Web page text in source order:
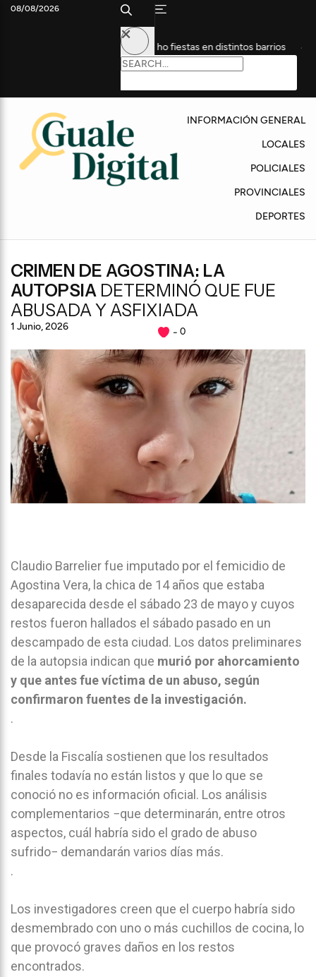
el Día de la Niñez con ocho fiestas en distintos barrios
08/08/2026
INFORMACIÓN GENERAL
LOCALES
POLICIALES
PROVINCIALES
DEPORTES
CRIMEN DE AGOSTINA: LA
AUTOPSIA DETERMINÓ QUE FUE
ABUSADA Y ASFIXIADA
1 Junio, 2026 0
Claudio Barrelier fue imputado por el femicidio de
Agostina Vera, la chica de 14 años que estaba
desaparecida desde el sábado 23 de mayo y cuyos
restos fueron hallados el sábado pasado en un
descampado de esta ciudad. Los datos preliminares
de la autopsia indican que murió por ahorcamiento
y que antes fue víctima de un abuso, según
confirmaron fuentes de la investigación.
.
Desde la Fiscalía sostienen que los resultados
finales todavía no están listos y que lo que se
conoció no es información oficial. Los análisis
complementarios −que determinarán, entre otros
aspectos, cuál habría sido el grado de abuso
sufrido− demandarán varios días más.
.
Los investigadores creen que el cuerpo habría sido
desmembrado con uno o más cuchillos de cocina, lo
que provocó graves daños en los restos
encontrados.